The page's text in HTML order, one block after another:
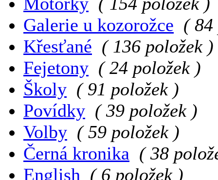
Galerie u kozorožce ( 84
Křesťané ( 136 položek )
Fejetony ( 24 položek )
Školy ( 91 položek )
Povídky ( 39 položek )
Volby ( 59 položek )
Černá kronika ( 38
English ( 6 položek )